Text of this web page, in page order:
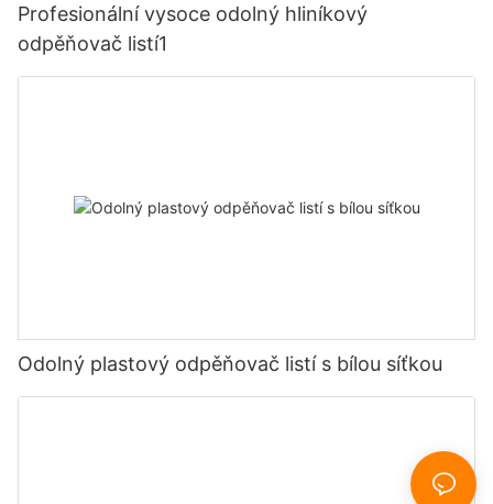
Profesionální vysoce odolný hliníkový
odpěňovač listí1
Odolný plastový odpěňovač listí s bílou síťkou